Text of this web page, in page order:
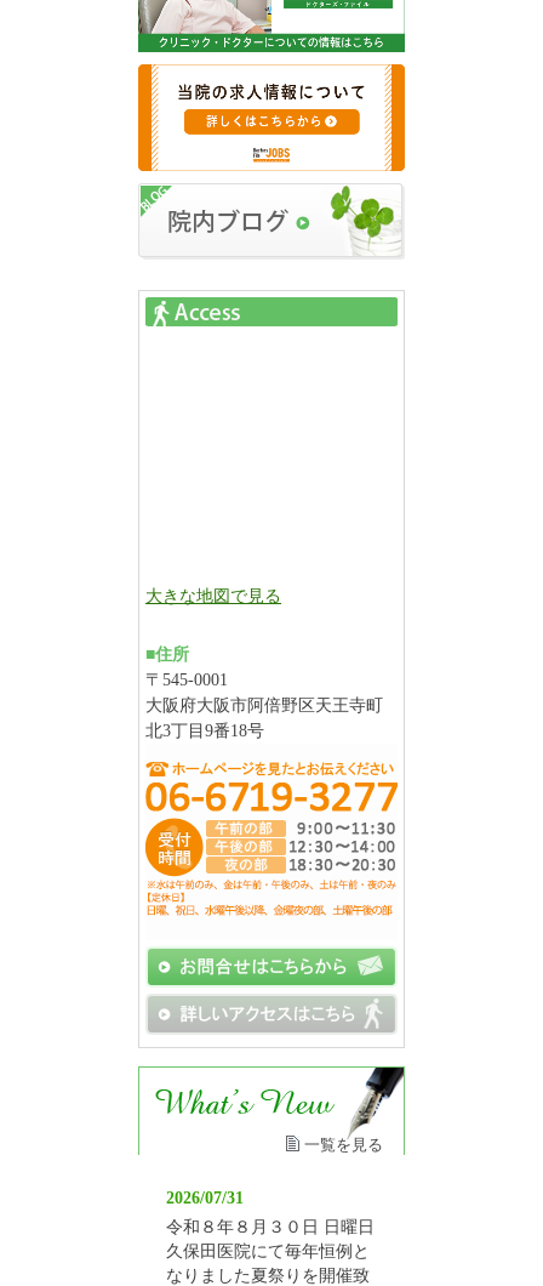
大きな地図で見る
■住所
〒545-0001
大阪府大阪市阿倍野区天王寺町
北3丁目9番18号
一覧を見る
2026/07/31
令和８年８月３０日 日曜日
久保田医院にて毎年恒例と
なりました夏祭りを開催致